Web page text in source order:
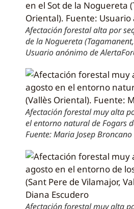
Afectación forestal alta por
de la Noguereta
Usuario anónimo de
Afectación forestal muy alta
el entorno natural de Fogars
Fuente: Maria Josep Broncano
Afectación forestal muy alta